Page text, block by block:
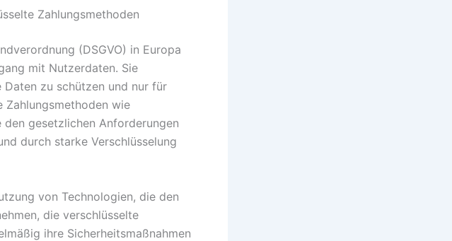
Zahlungsmethoden
(DSGVO) in Europa
mit Nutzerdaten. Sie
zu schützen und nur für
Zahlungsmethoden wie
gesetzlichen Anforderungen
durch starke Verschlüsselung
von Technologien, die den
die verschlüsselte
ihre Sicherheitsmaßnahmen